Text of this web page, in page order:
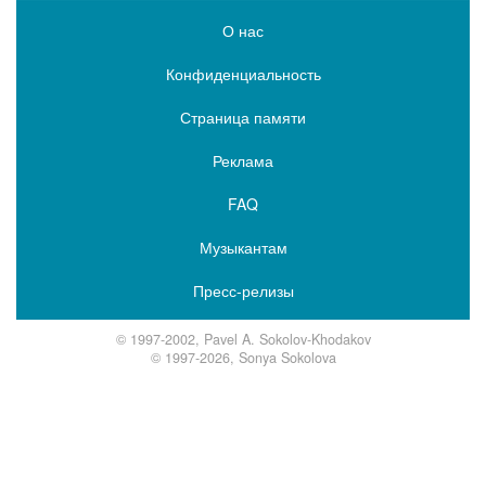
О нас
Конфиденциальность
Страница памяти
Реклама
FAQ
Музыкантам
Пресс-релизы
© 1997-2002, Pavel A. Sokolov-Khodakov
© 1997-2026, Sonya Sokolova